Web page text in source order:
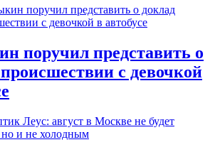
поручил представить о
с девочкой